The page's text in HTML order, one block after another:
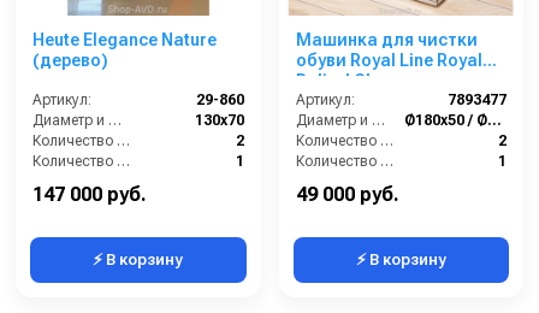
Heute Elegance Nature
(дерево)
Артикул:
29-860
Диаметр и ширина щёток (мм):
130х70
Количество щёток полировки (шт):
2
Количество щёток предварительной очистки (шт):
1
147 000 руб.
⚡ В корзину
Машинка для чистки
обуви Royal Line Royal
Polirol Chrome
Артикул:
7893477
Диаметр и ширина щёток (мм):
Ø180х50 / Ø170х70
Количество щёток полировки (шт):
2
Количество щёток предварительной очистки (шт):
1
Мощность (Вт):
49 000 руб.
⚡ В корзину